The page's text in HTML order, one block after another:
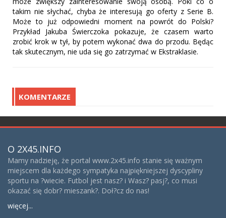
takim nie słychać, chyba że interesują go oferty z Serie B.
Może to już odpowiedni moment na powrót do Polski?
Przykład Jakuba Świerczoka pokazuje, że czasem warto
zrobić krok w tył, by potem wykonać dwa do przodu. Będąc
tak skutecznym, nie uda się go zatrzymać w Ekstraklasie.
KOMENTARZE
O 2X45.INFO
Mamy nadzieję, że portal www.2x45.info stanie się ważnym
miejscem dla każdego sympatyka najpiękniejszej dyscypliny
sportu na ?wiecie. Futbol jest nasz? i Wasz? pasj?, co musi
okazać się dobr? mieszank?. Doł?cz do nas!
więcej...